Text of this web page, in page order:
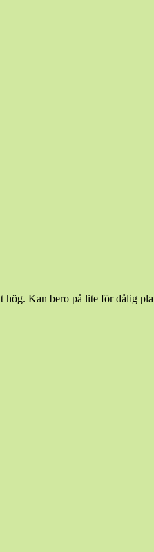
Kan bero på lite för dålig